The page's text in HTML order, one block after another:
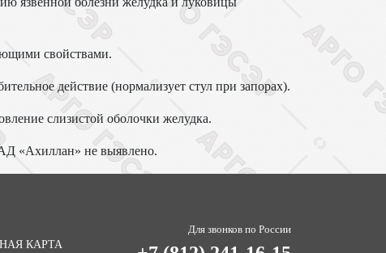
свойствами.
действие (нормализует стул при запорах).
слизистой оболочки желудка.
«Ахиллан» не выявлено.
КАРТА
Для звонков по России